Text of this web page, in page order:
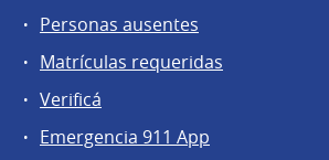
Personas ausentes
Matrículas requeridas
Verificá
Emergencia 911 App